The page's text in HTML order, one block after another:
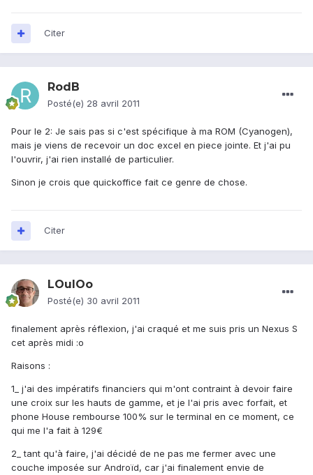
Citer
RodB
Posté(e) 28 avril 2011
Pour le 2: Je sais pas si c'est spécifique à ma ROM (Cyanogen),
mais je viens de recevoir un doc excel en piece jointe. Et j'ai pu
l'ouvrir, j'ai rien installé de particulier.
Sinon je crois que quickoffice fait ce genre de chose.
Citer
LOulOo
Posté(e) 30 avril 2011
finalement après réflexion, j'ai craqué et me suis pris un Nexus S
cet après midi :o
Raisons :
1_ j'ai des impératifs financiers qui m'ont contraint à devoir faire
une croix sur les hauts de gamme, et je l'ai pris avec forfait, et
phone House rembourse 100% sur le terminal en ce moment, ce
qui me l'a fait à 129€
2_ tant qu'à faire, j'ai décidé de ne pas me fermer avec une
couche imposée sur Androïd, car j'ai finalement envie de